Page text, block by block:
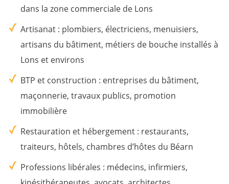
dans la zone commerciale de Lons
Artisanat : plombiers, électriciens, menuisiers,
artisans du bâtiment, métiers de bouche installés à
Lons et environs
BTP et construction : entreprises du bâtiment,
maçonnerie, travaux publics, promotion
immobilière
Restauration et hébergement : restaurants,
traiteurs, hôtels, chambres d’hôtes du Béarn
Professions libérales : médecins, infirmiers,